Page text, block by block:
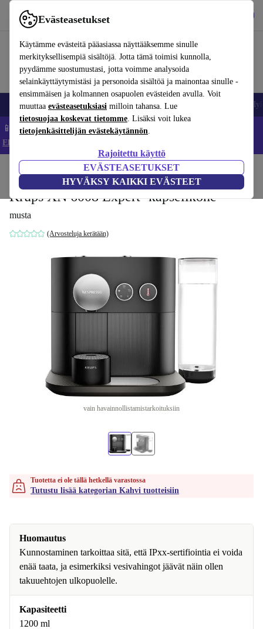
Evästeasetukset
Käytämme evästeitä pääasiassa näyttääksemme sinulle
merkityksellisempiä sisältöjä. Jotta tämä toimisi kunnolla,
pyydämme suostumustasi, jotta voimme analysoida
selainkäyttäytymistäsi ja personoida sisältöä ja mainontaa sinulle -
ensimmäisen ja kolmannen osapuolen evästeiden avulla. Voit
muuttaa evästeasetuksiasi milloin tahansa. Lue
tietosuojaa koskevat tietomme. Lisäksi voit lukea
tietojenkäsittelijän evästekäytännön.
Rajoitettu käyttö
EVÄSTEASETUKSET
HYVÄKSY KAIKKI EVÄSTEET
Käytä refurbed-palvelua nopeasti ja helposti
Matkapuhelimet ja älypuhelimet Kannettavat tietokoneet
📱 Säästä 5 % LISÄÄ iPhoneista – Koodi: IPHONEDEAL –
Ehdot ja säännöt
Juomat Kahvi
Krups XN 6008 Expert -kapselikone
musta
(Arvosteluja kerätään)
vain havainnollistamistarkoituksiin
Tuotetta ei ole tällä hetkellä varastossa
Tutustu lisää kategorian Kahvi tuotteisiin
Huomautus
Kunnostaminen tarkoittaa sitä, että IPxx-sertifiointia ei voida
enää taata, ja esimerkiksi vesivahingot jäävät näin ollen
takuuehtojen ulkopuolelle.
Kapasiteetti
1200 ml